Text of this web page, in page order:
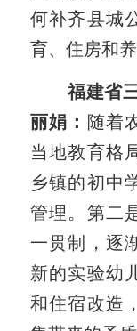
何补齐县城
育、住房和养
福建省
丽娟： 随着
当地教育格
乡镇的初中
管理。第二
一贯制，逐
新的实验幼
和住宿改造